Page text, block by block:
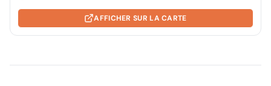
AFFICHER SUR LA CARTE